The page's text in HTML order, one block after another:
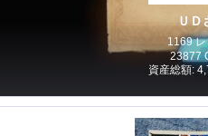
ＵＤ
1169
23877
資産総額: